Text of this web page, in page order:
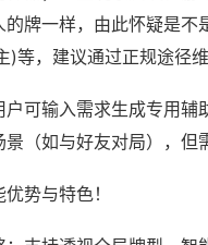
牌一样，由此怀疑是
)等，建议通过正规途径维
可输入需求生成专用辅
（如与好友对局），但
势与特色！